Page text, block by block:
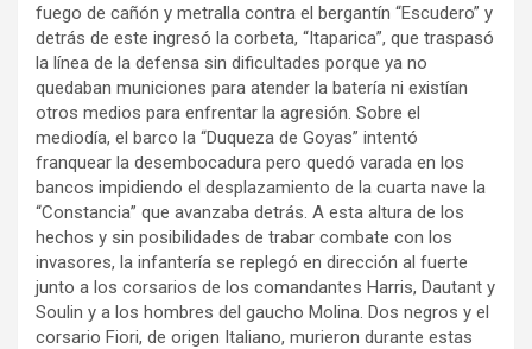
fuego de cañón y metralla contra el bergantín “Escudero” y
detrás de este ingresó la corbeta, “Itaparica”, que traspasó
la línea de la defensa sin dificultades porque ya no
quedaban municiones para atender la batería ni existían
otros medios para enfrentar la agresión. Sobre el
mediodía, el barco la “Duqueza de Goyas” intentó
franquear la desembocadura pero quedó varada en los
bancos impidiendo el desplazamiento de la cuarta nave la
“Constancia” que avanzaba detrás. A esta altura de los
hechos y sin posibilidades de trabar combate con los
invasores, la infantería se replegó en dirección al fuerte
junto a los corsarios de los comandantes Harris, Dautant y
Soulin y a los hombres del gaucho Molina. Dos negros y el
corsario Fiori, de origen Italiano, murieron durante estas